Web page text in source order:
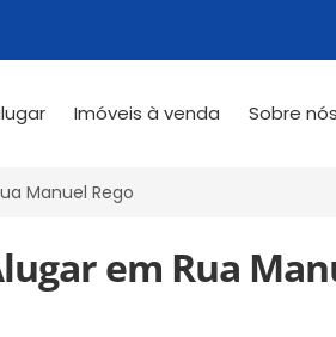
Imóveis à venda Sobre nós
Manuel Rego
em Rua